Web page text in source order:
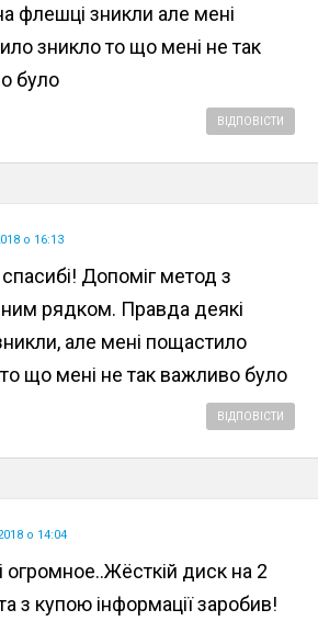
флешці зникли але мені
зникло то що мені не так
було
ВІДПОВІСТИ
о 16:13
Допоміг метод з
рядком. Правда деякі
але мені пощастило
що мені не так важливо було
ВІДПОВІСТИ
о 14:04
огромное..Жёсткій диск на 2
з купою інформації заробив!